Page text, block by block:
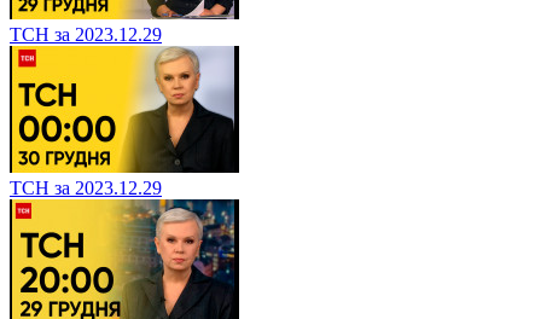
ТСН за 2023.12.29
ТСН за 2023.12.29